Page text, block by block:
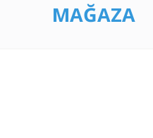
MAĞAZA